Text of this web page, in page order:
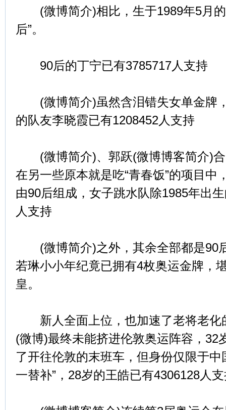
(微博简介)相比，生于1989年5月的
后”。
90后的丁宁已有3785717人支持
(微博简介)虽然含泪错失女单金牌
的队友李晓霞已有1208452人支持
(微博简介)、郭跃(微博博客简介)合
在另一些原本就是吃“青春饭”的项目中
由90后组成，女子跳水队除1985年出
人支持
(微博简介)之外，其余全部都是90
若琳小小年纪竟已拥有4枚奥运金牌，
皇。
新人全面上位，也加速了老将老化
(微博)最终未能挤进伦敦奥运阵容，32
了开往伦敦的末班车，但身份仅限于中
一替补”，28岁的王皓已有4306128人